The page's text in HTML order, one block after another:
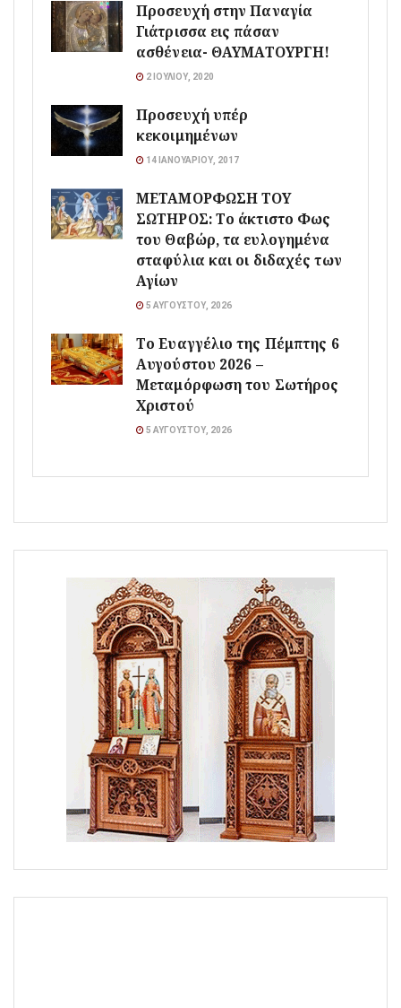
Προσευχή στην Παναγία
Γιάτρισσα εις πάσαν
ασθένεια- ΘΑΥΜΑΤΟΥΡΓΗ!
2 ΙΟΥΛΊΟΥ, 2020
Προσευχή υπέρ
κεκοιμημένων
14 ΙΑΝΟΥΑΡΊΟΥ, 2017
ΜΕΤΑΜΟΡΦΩΣΗ ΤΟΥ
ΣΩΤΗΡΟΣ: Το άκτιστο Φως
του Θαβώρ, τα ευλογημένα
σταφύλια και οι διδαχές των
Αγίων
5 ΑΥΓΟΎΣΤΟΥ, 2026
Το Ευαγγέλιο της Πέμπτης 6
Αυγούστου 2026 –
Μεταμόρφωση του Σωτήρος
Χριστού
5 ΑΥΓΟΎΣΤΟΥ, 2026